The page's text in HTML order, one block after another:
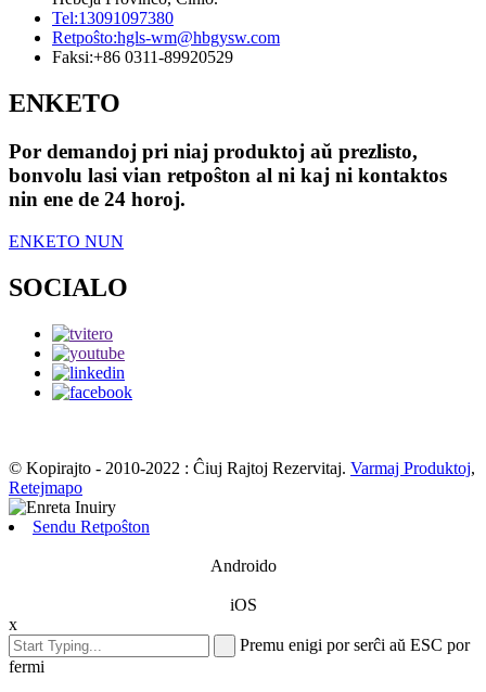
Tel:13091097380
Retpoŝto:hgls-wm@hbgysw.com
Faksi:+86 0311-89920529
ENKETO
Por demandoj pri niaj produktoj aŭ prezlisto,
bonvolu lasi vian retpoŝton al ni kaj ni kontaktos
nin ene de 24 horoj.
ENKETO NUN
SOCIALO
© Kopirajto - 2010-2022 : Ĉiuj Rajtoj Rezervitaj. Varmaj Produktoj,
Retejmapo
Sendu Retpoŝton
Androido
iOS
x
Premu enigi por serĉi aŭ ESC por
fermi